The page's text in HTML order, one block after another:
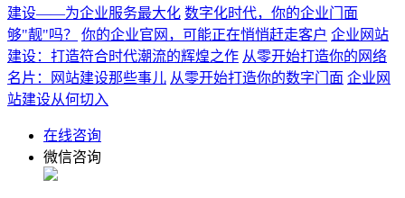
建设——为企业服务最大化 数字化时代，你的企业门面
够"靓"吗？
你的企业官网，可能正在悄悄赶走客户 企业网站
建设：打造符合时代潮流的辉煌之作 从零开始打造你的网络
名片：网站建设那些事儿 从零开始打造你的数字门面 企业网
站建设从何切入
在线咨询
微信咨询